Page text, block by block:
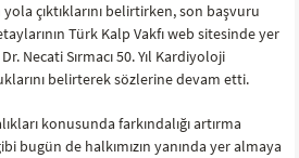
çıktıklarını belirtirken, son başvuru
Türk Kalp Vakfı web sitesinde yer
Necati Sırmacı 50. Yıl Kardiyoloji
belirterek sözlerine devam etti.
konusunda farkındalığı artırma
bugün de halkımızın yanında yer almaya